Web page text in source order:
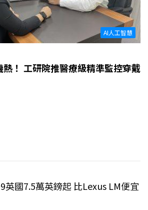
AI人工智慧
！ 工研院推醫療級精準監控穿戴
英國7.5萬英鎊起 比Lexus LM便宜